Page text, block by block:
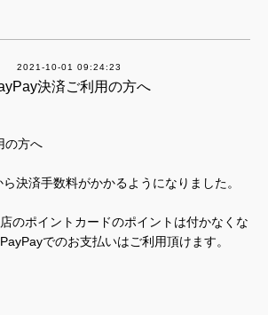
2021-10-01 09:24:23
決済ご利用の方へ
の方へ
決済手数料がかかるようになりました。
のポイントカードのポイントは付かなくな
でのお支払いはご利用頂けます。